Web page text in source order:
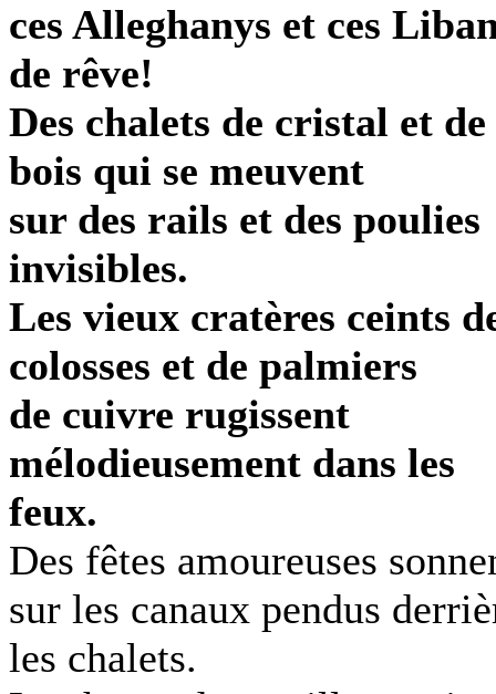
ces Alleghanys et ces
de rêve!
Des chalets de cristal et de
bois qui se meuvent
sur des rails et des poulies
invisibles.
Les vieux cratères ceints
colosses et de palmiers
de cuivre rugissent
mélodieusement dans les
feux.
Des fêtes amoureuses
sur les canaux pendus
les chalets.